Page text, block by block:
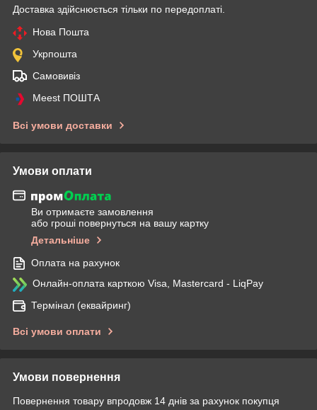
Доставка здійснюється тільки по передоплаті.
Нова Пошта
Укрпошта
Самовивіз
Meest ПОШТА
Всі умови доставки
Умови оплати
Ви отримаєте замовлення
або гроші повернуться на вашу картку
Детальніше
Оплата на рахунок
Онлайн-оплата карткою Visa, Mastercard - LiqPay
Термінал (еквайринг)
Всі умови оплати
Умови повернення
Повернення товару впродовж 14 днів за рахунок покупця